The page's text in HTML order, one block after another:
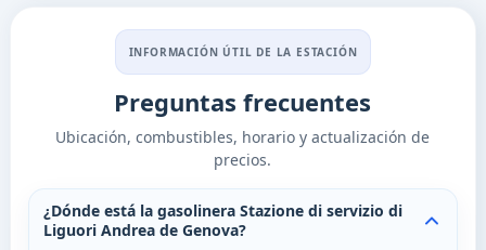
INFORMACIÓN ÚTIL DE LA ESTACIÓN
Preguntas frecuentes
Ubicación, combustibles, horario y actualización de
precios.
¿Dónde está la gasolinera Stazione di servizio di
Liguori Andrea de Genova?